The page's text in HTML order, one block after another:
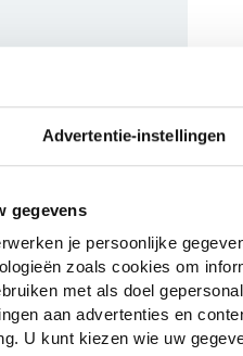
Advertentie-instellingen
gegevens
je persoonlijke
zoals cookies om
met als doel
aan advertenties en
U kunt kiezen wie uw
blijkt een grote
uit te kunnen
leren kennen op
van een ongelijke
heeft niet door
zegt. Ook heeft
Axel van het rechte
wit dan
Margriet de
Jessica